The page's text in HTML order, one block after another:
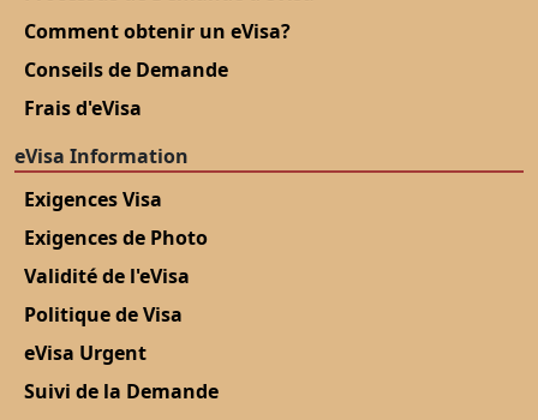
Comment obtenir un eVisa?
Conseils de Demande
Frais d'eVisa
eVisa Information
Exigences Visa
Exigences de Photo
Validité de l'eVisa
Politique de Visa
eVisa Urgent
Suivi de la Demande